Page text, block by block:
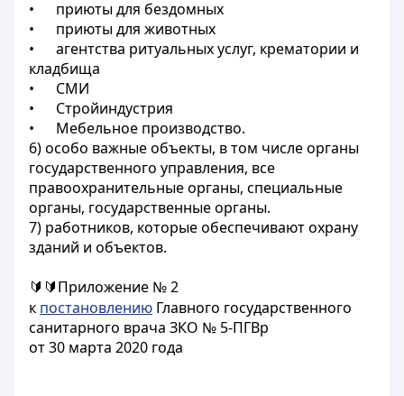
• приюты для бездомных
• приюты для животных
• агентства ритуальных услуг, крематории и
кладбища
• СМИ
• Стройиндустрия
• Мебельное производство.
6) особо важные объекты, в том числе органы
государственного управления, все
правоохранительные органы, специальные
органы, государственные органы.
7) работников, которые обеспечивают охрану
зданий и объектов.
🔰🔰 Приложение № 2
к постановлению Главного государственного
санитарного врача ЗКО № 5-ПГВр
от 30 марта 2020 года